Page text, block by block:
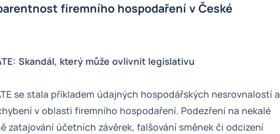
firemního hospodaření v České
Skandál, který může ovlivnit legislativu
se stala příkladem údajných hospodářských nesrovnalostí a
v oblasti firemního hospodaření. Podezření na nekalé
zatajování účetních závěrek, falšování směnek či odcizení